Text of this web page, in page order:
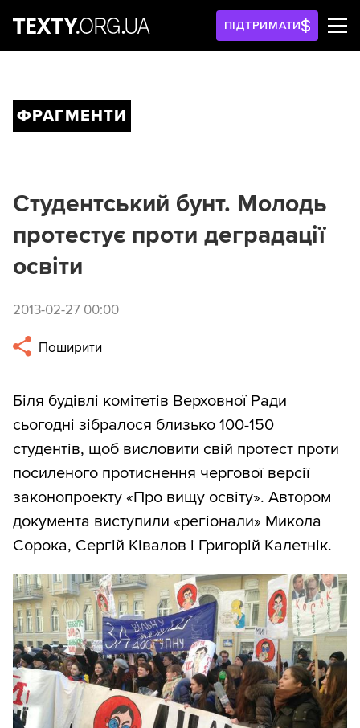
ПІДТРИМАТИ
ФРАГМЕНТИ
Студентський бунт. Молодь
протестує проти деградації
освіти
2013-02-27 00:00
Поширити
Біля будівлі комітетів Верховної Ради
сьогодні зібралося близько 100-150
студентів, щоб висловити свій протест проти
посиленого протиснення чергової версії
законопроекту «Про вищу освіту». Автором
документа виступили «регіонали» Микола
Сорока, Сергій Ківалов і Григорій Калетнік.